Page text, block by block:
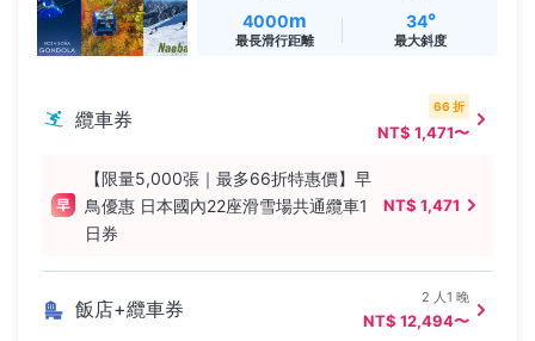
4000m
最長滑行距離
34°
最大斜度
纜車券
66 折
NT$ 1,471〜
【限量5,000張｜最多66折特惠價】早
鳥優惠 日本國內22座滑雪場共通纜車1
日券
NT$ 1,471
飯店+纜車券
2 人1 晚
NT$ 12,494〜